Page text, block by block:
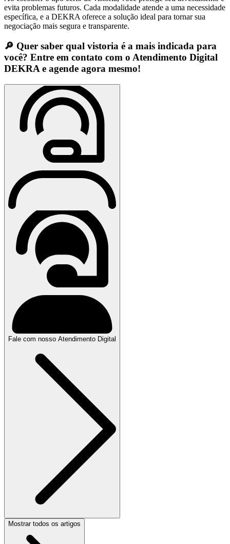
evita problemas futuros. Cada modalidade atende a uma necessidade
específica, e a DEKRA oferece a solução ideal para tornar sua
negociação mais segura e transparente.
🔎 Quer saber qual vistoria é a mais indicada para
você? Entre em contato com o Atendimento Digital
DEKRA e agende agora mesmo!
Fale com nosso Atendimento Digital
Mostrar todos os artigos